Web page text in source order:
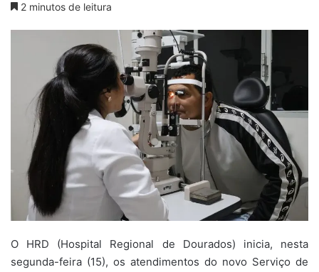
2 minutos de leitura
O HRD (Hospital Regional de Dourados) inicia, nesta
segunda-feira (15), os atendimentos do novo Serviço de